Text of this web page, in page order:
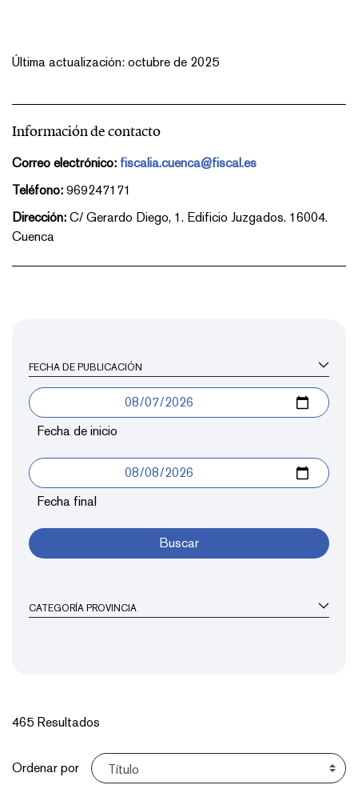
Última actualización: octubre de 2025
Información de contacto
Correo electrónico: fiscalia.cuenca@fiscal.es
Teléfono: 969247171
Dirección: C/ Gerardo Diego, 1. Edificio Juzgados. 16004.
Cuenca
FECHA DE PUBLICACIÓN
Fecha de inicio
Fecha final
Buscar
CATEGORÍA PROVINCIA
465 Resultados
Ordenar
Ordenar por